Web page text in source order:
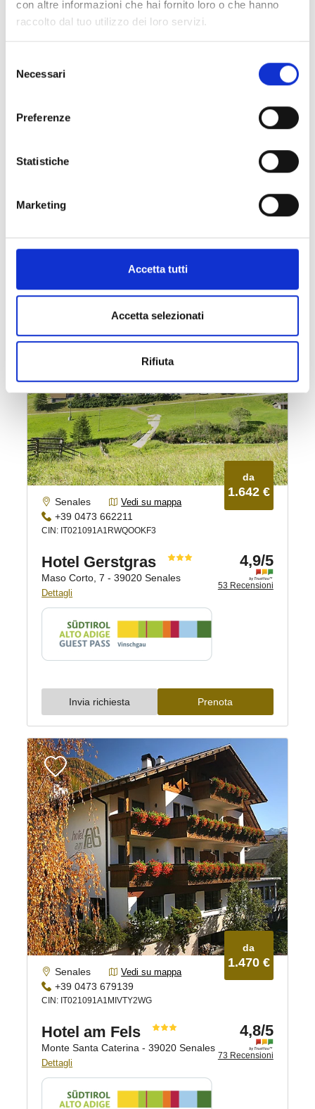
con altre informazioni che hai fornito loro o che hanno
raccolto dal tuo utilizzo dei loro servizi.
delNecessari
Preferenze
Statistiche
Marketing
Accetta tutti
Accetta selezionati
Rifiuta